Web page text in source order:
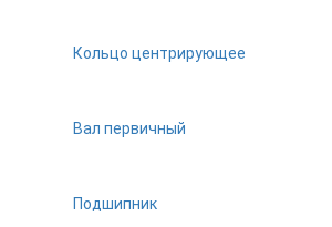
Кольцо центрирующее
Вал первичный
Подшипник